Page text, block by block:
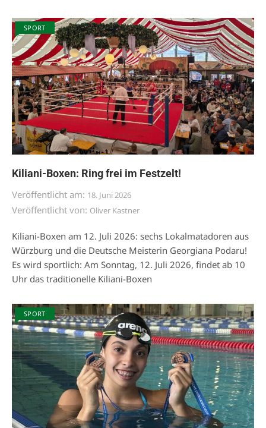
SPORT
Kiliani-Boxen: Ring frei im Festzelt!
Veröffentlicht am: 18. Juni 2026
Veröffentlicht von: Oliver Kastner
Kiliani-Boxen am 12. Juli 2026: sechs Lokalmatadoren aus
Würzburg und die Deutsche Meisterin Georgiana Podaru!
Es wird sportlich: Am Sonntag, 12. Juli 2026, findet ab 10
Uhr das traditionelle Kiliani-Boxen
SPORT